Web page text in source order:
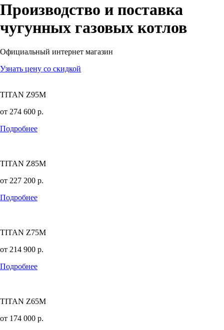
Производство и поставка
чугунных газовых котлов
Официальный интернет магазин
Узнать цену со скидкой
TITAN Z95M
от 274 600 р.
Подробнее
TITAN Z85M
от 227 200 р.
Подробнее
TITAN Z75M
от 214 900 р.
Подробнее
TITAN Z65M
от 174 000 р.